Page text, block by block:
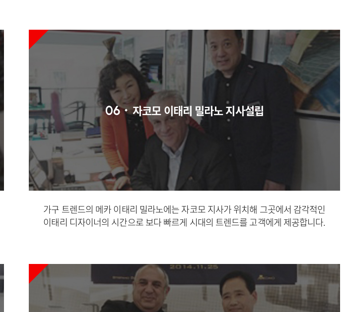
06 자코모 이태리 밀라노 지사설립
가구 트렌드의 메카 이태리 밀라노에는 자코모 지사가 위치해 그곳에서 감각적인
이태리 디자이너의 시간으로보다 빠르게 시대의 트렌드를 고객에게 제공합니다.